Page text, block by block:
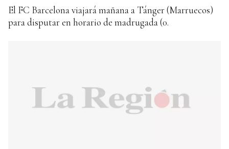
El FC Barcelona viajará mañana a Tánger (Marruecos)
para disputar en horario de madrugada (0.